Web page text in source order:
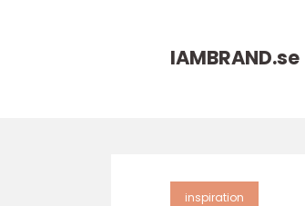
IAMBRAND.se
inspiration